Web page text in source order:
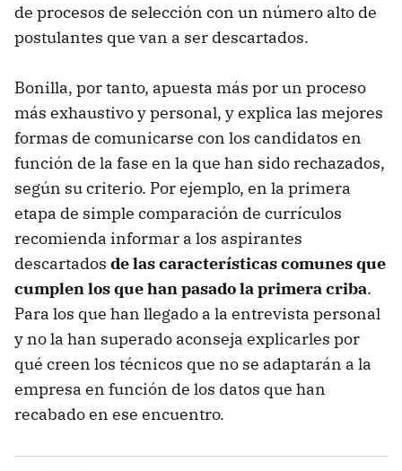
de procesos de selección con un número alto de
postulantes que van a ser descartados.
Bonilla, por tanto, apuesta más por un proceso
más exhaustivo y personal, y explica las mejores
formas de comunicarse con los candidatos en
función de la fase en la que han sido rechazados,
según su criterio. Por ejemplo, en la primera
etapa de simple comparación de currículos
recomienda informar a los aspirantes
descartados de las características comunes que
cumplen los que han pasado la primera criba.
Para los que han llegado a la entrevista personal
y no la han superado aconseja explicarles por
qué creen los técnicos que no se adaptarán a la
empresa en función de los datos que han
recabado en ese encuentro.